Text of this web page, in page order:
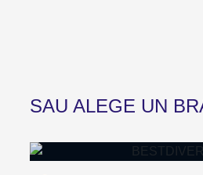
SAU ALEGE UN